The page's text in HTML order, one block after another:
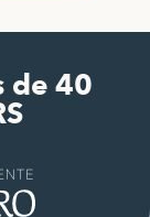
de 40